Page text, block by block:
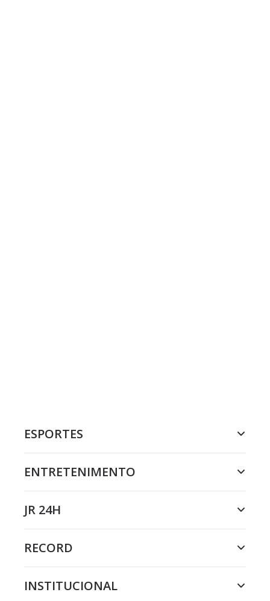
ESPORTES
ENTRETENIMENTO
JR 24H
RECORD
INSTITUCIONAL